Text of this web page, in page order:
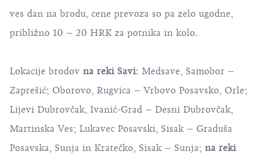
ves dan na brodu, cene prevoza so pa zelo ugodne,
približno 10 – 20 HRK za potnika in kolo.
Lokacije brodov na reki Savi: Medsave, Samobor –
Zaprešić; Oborovo, Rugvica – Vrbovo Posavsko, Orle;
Lijevi Dubrovčak, Ivanić-Grad – Desni Dubrovčak,
Martinska Ves; Lukavec Posavski, Sisak – Graduša
Posavska, Sunja in Kratečko, Sisak – Sunja; na reki